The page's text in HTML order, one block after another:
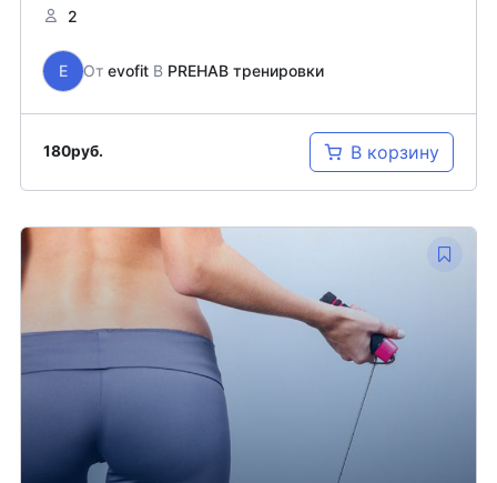
2
E От evofitВ PREHAB тренировки
180руб. В корзину